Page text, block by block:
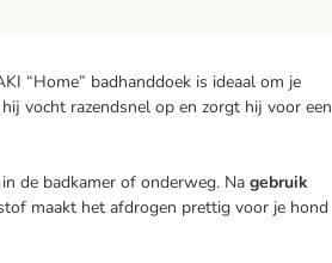
“Home” badhanddoek is ideaal om je
vocht razendsnel op en zorgt hij voor een
de badkamer of onderweg. Na gebruik
maakt het afdrogen prettig voor je hond